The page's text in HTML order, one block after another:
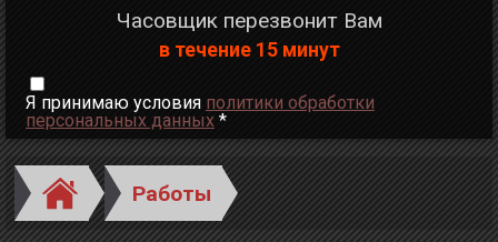
Часовщик перезвонит Вам
в течение 15 минут
Я принимаю условия политики обработки
персональных данных *
Работы